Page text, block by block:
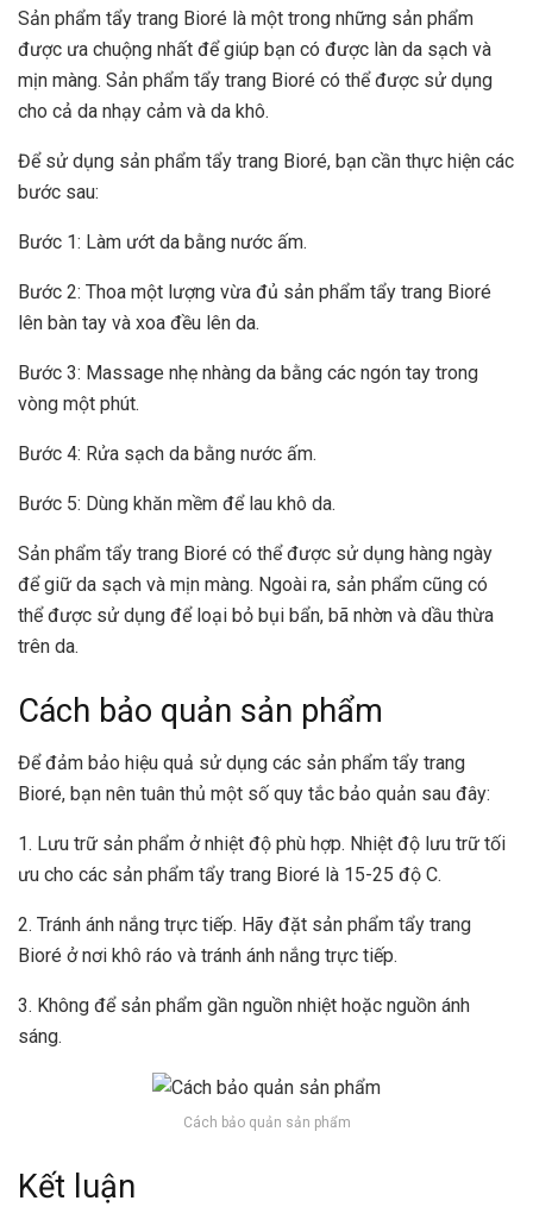
Sản phẩm tẩy trang Bioré là một trong những sản phẩm
được ưa chuộng nhất để giúp bạn có được làn da sạch và
mịn màng. Sản phẩm tẩy trang Bioré có thể được sử dụng
cho cả da nhạy cảm và da khô.
Để sử dụng sản phẩm tẩy trang Bioré, bạn cần thực hiện các
bước sau:
Bước 1: Làm ướt da bằng nước ấm.
Bước 2: Thoa một lượng vừa đủ sản phẩm tẩy trang Bioré
lên bàn tay và xoa đều lên da.
Bước 3: Massage nhẹ nhàng da bằng các ngón tay trong
vòng một phút.
Bước 4: Rửa sạch da bằng nước ấm.
Bước 5: Dùng khăn mềm để lau khô da.
Sản phẩm tẩy trang Bioré có thể được sử dụng hàng ngày
để giữ da sạch và mịn màng. Ngoài ra, sản phẩm cũng có
thể được sử dụng để loại bỏ bụi bẩn, bã nhờn và dầu thừa
trên da.
Cách bảo quản sản phẩm
Để đảm bảo hiệu quả sử dụng các sản phẩm tẩy trang
Bioré, bạn nên tuân thủ một số quy tắc bảo quản sau đây:
1. Lưu trữ sản phẩm ở nhiệt độ phù hợp. Nhiệt độ lưu trữ tối
ưu cho các sản phẩm tẩy trang Bioré là 15-25 độ C.
2. Tránh ánh nắng trực tiếp. Hãy đặt sản phẩm tẩy trang
Bioré ở nơi khô ráo và tránh ánh nắng trực tiếp.
3. Không để sản phẩm gần nguồn nhiệt hoặc nguồn ánh
sáng.
Cách bảo quản sản phẩm
Kết luận